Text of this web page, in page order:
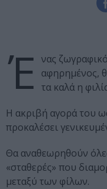
Έ νας
αφηρημένος,
τα καλά η
Η ακριβή αγορά του
προκαλέσει
Θα αναθεωρηθούν
«σταθερές» που
μεταξύ των φίλων.